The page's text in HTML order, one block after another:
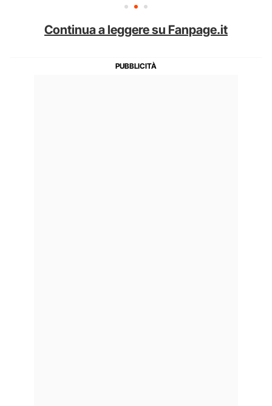
Continua a leggere su Fanpage.it